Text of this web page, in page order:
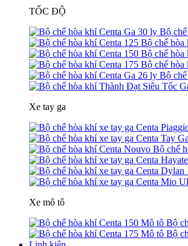
TỐC ĐỘ
Bộ
Bộ chế hòa
Bộ chế hòa
Bộ chế hòa
Bộ
Xe tay ga
Bộ chế
Xe mô tô
Bộ
Bộ